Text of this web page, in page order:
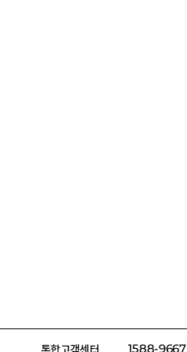
통합고객센터 1588-9667